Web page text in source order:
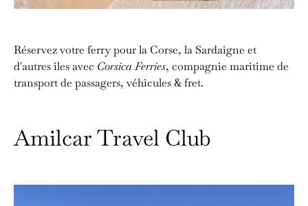
Réservez votre ferry pour la Corse, la Sardaigne et
d'autres îles avec Corsica Ferries, compagnie maritime de
transport de passagers, véhicules & fret.
Amilcar Travel Club